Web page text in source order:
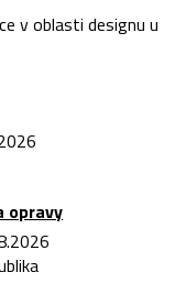
v oblasti designu u
opravy